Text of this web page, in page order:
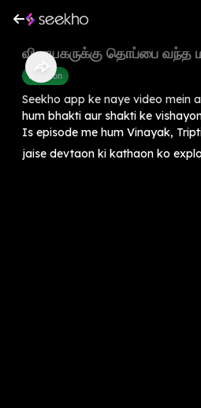
விநாயகருக்கு தொப்பை வந்த
Devotion
Seekho app ke naye video mein
hum bhakti aur shakti ke
Is episode me hum Vinayak,
jaise devtaon ki kathaon ko